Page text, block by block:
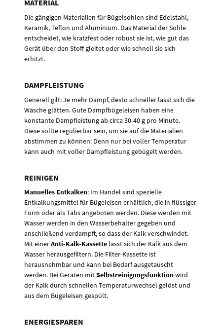
MATERIAL
Die gängigen Materialien für Bügelsohlen sind Edelstahl,
Keramik, Teflon und Aluminium. Das Material der Sohle
entscheidet, wie kratzfest oder robust sie ist, wie gut das
Gerät über den Stoff gleitet oder wie schnell sie sich
erhitzt.
DAMPFLEISTUNG
Generell gilt: Je mehr Dampf, desto schneller lässt sich die
Wäsche glätten. Gute Dampfbügeleisen haben eine
konstante Dampfleistung ab circa 30-40 g pro Minute.
Diese sollte regulierbar sein, um sie auf die Materialien
abstimmen zu können: Denn nur bei voller Temperatur
kann auch mit voller Dampfleistung gebügelt werden.
REINIGEN
Manuelles Entkalken: Im Handel sind spezielle
Entkalkungsmittel für Bügeleisen erhältlich, die in flüssiger
Form oder als Tabs angeboten werden. Diese werden mit
Wasser werden in den Wasserbehälter gegeben und
anschließend verdampft, so dass der Kalk verschwindet.
Mit einerAnti-Kalk-Kassette lässt sich der Kalk aus dem
Wasser herausgefiltern. Die Filter-Kassette ist
herausnehmbar und kann bei Bedarf ausgetauscht
werden. Bei Geräten mitSelbstreinigungsfunktionwird
der Kalk durch schnellen Temperaturwechsel gelöst und
aus dem Bügeleisen gespült.
ENERGIESPAREN